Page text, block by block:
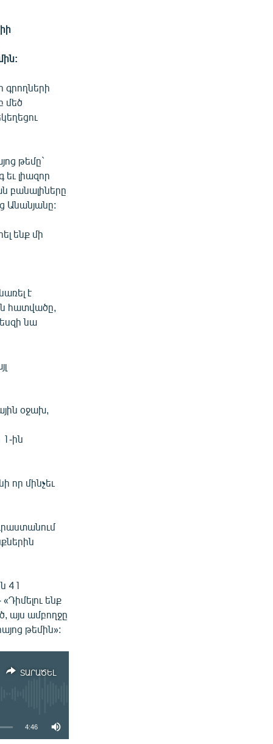
գրողների
մեծ
թեմը`
լիազոր
բանալիները
Անանյանը:
ենք մի
է
հատվածը,
նա
օջախ,
1-ին
որ մինչեւ
41
ենք
այս ամբողջը
թեմին»:
ՏԱՐԱԾԵԼ
4:46